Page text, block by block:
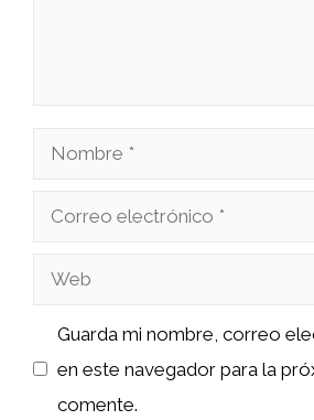
Nombre
Correo
Web
Guarda mi nombre, correo
en este navegador para la
comente.